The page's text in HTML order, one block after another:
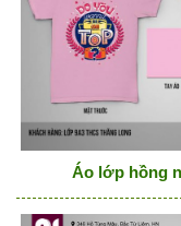
Áo lớp hồng